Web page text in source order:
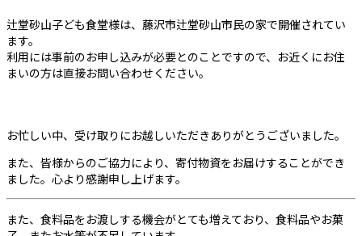
辻堂砂山子ども食堂様は、藤沢市辻堂砂山市民の家で開催されてい
ます。
利用には事前のお申し込みが必要とのことですので、お近くにお住
まいの方は直接お問い合わせください。
お忙しい中、受け取りにお越しいただきありがとうございました。
また、皆様からのご協力により、寄付物資をお届けすることができ
ました。心より感謝申し上げます。
また、食料品をお渡しする機会がとても増えており、食料品やお菓